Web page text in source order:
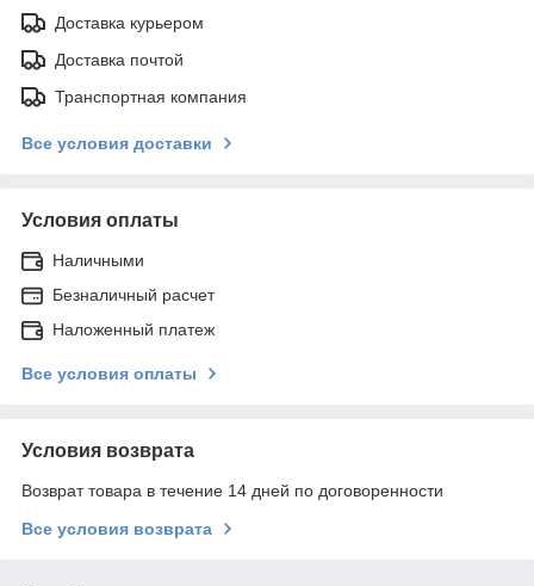
Доставка курьером
Доставка почтой
Транспортная компания
Все условия доставки
Условия оплаты
Наличными
Безналичный расчет
Наложенный платеж
Все условия оплаты
Условия возврата
Возврат товара в течение 14 дней по договоренности
Все условия возврата